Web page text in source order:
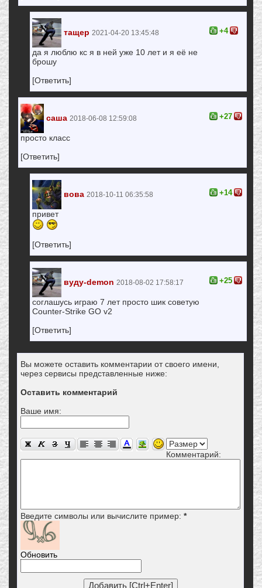
тащер 2021-04-20 13:45:48
да я люблю кс я в ней уже 10 лет и я её не
брошу
[Ответить]
+4
саша 2018-06-08 12:59:08
просто класc
[Ответить]
+27
вова 2018-10-11 06:35:58
привет
[Ответить]
+14
вуду-demon 2018-08-02 17:58:17
соглашусь играю 7 лет просто шик советую
Counter-Strike GO v2
[Ответить]
+25
Вы можете оставить комментарии от своего имени,
через сервисы представленные ниже:
Оставить комментарий
Ваше имя:
Комментарий:
Введите символы или вычислите пример: *
Обновить